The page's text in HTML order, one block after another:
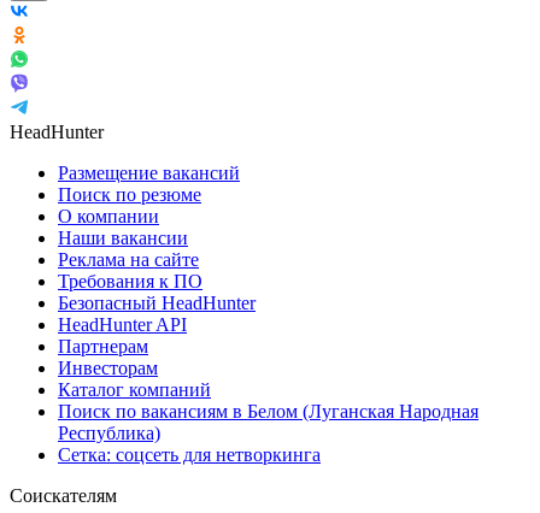
HeadHunter
Размещение вакансий
Поиск по резюме
О компании
Наши вакансии
Реклама на сайте
Требования к ПО
Безопасный HeadHunter
HeadHunter API
Партнерам
Инвесторам
Каталог компаний
Поиск по вакансиям в Белом (Луганская Народная
Республика)
Сетка: соцсеть для нетворкинга
Соискателям